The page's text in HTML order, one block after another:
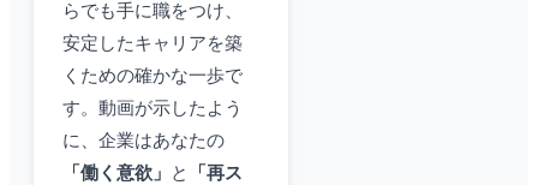
らでも手に職をつけ、
安定したキャリアを築
くための確かな一歩で
す。動画が示したよう
に、企業はあなたの
「働く意欲」
と
「再ス